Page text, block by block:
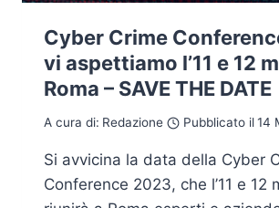
Cyber Crime
vi aspettiamo l’11 e 12
Roma – SAVE THE DATE
A cura di: Redazione Pubblicato il14
Si avvicina la data della Cyber
Conference 2023, che l’11 e 12